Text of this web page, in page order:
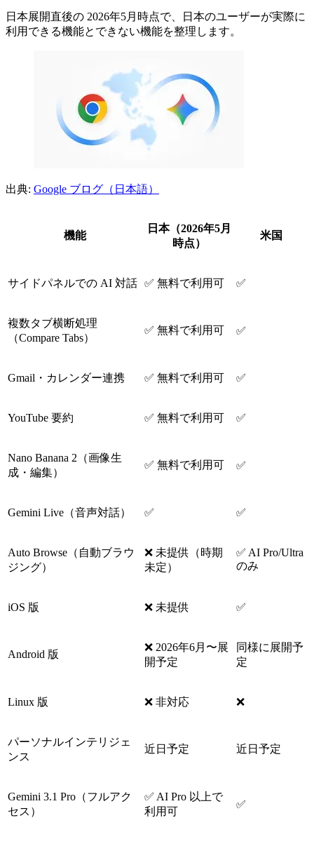
日本展開直後の 2026年5月時点で、日本のユーザーが実際に
利用できる機能とできない機能を整理します。
出典: Google ブログ（日本語）
機能
日本（2026年5月
時点）
米国
サイドパネルでの AI 対話 ✅ 無料で利用可 ✅
複数タブ横断処理
（Compare Tabs）
✅ 無料で利用可 ✅
Gmail・カレンダー連携 ✅ 無料で利用可 ✅
YouTube 要約 ✅ 無料で利用可 ✅
Nano Banana 2（画像生
成・編集）
✅ 無料で利用可 ✅
Gemini Live（音声対話） ✅ ✅
Auto Browse（自動ブラウ
ジング）
❌ 未提供（時期
未定）
✅ AI Pro/Ultra
のみ
iOS 版 ❌ 未提供 ✅
Android 版
❌ 2026年6月〜展
開予定
同様に展開予
定
Linux 版 ❌ 非対応 ❌
パーソナルインテリジェ
ンス
近日予定 近日予定
Gemini 3.1 Pro（フルアク
セス）
✅ AI Pro 以上で
利用可
✅